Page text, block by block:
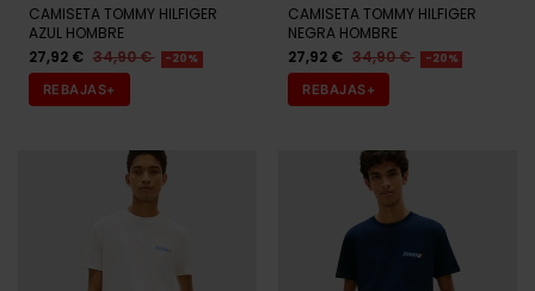
CAMISETA TOMMY HILFIGER
AZUL HOMBRE
27,92 € 34,90 € -20%
REBAJAS+
CAMISETA TOMMY HILFIGER
NEGRA HOMBRE
27,92 € 34,90 € -20%
REBAJAS+